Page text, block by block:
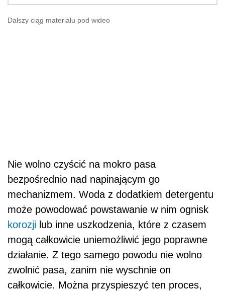
Dalszy ciąg materiału pod wideo
Nie wolno czyścić na mokro pasa
bezpośrednio nad napinającym go
mechanizmem. Woda z dodatkiem detergentu
może powodować powstawanie w nim ognisk
korozji lub inne uszkodzenia, które z czasem
mogą całkowicie uniemożliwić jego poprawne
działanie. Z tego samego powodu nie wolno
zwolnić pasa, zanim nie wyschnie on
całkowicie. Można przyspieszyć ten proces,